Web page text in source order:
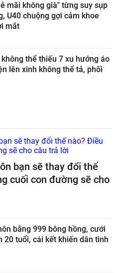
mãi không già" từng suy sụp
U40 chuộng gợi cảm khoe
mắt
thể thiếu 7 xu hướng áo
lên xinh không thể tả, phối
bạn sẽ thay đổi thế
cuối con đường sẽ cho
bằng 999 bông hồng, cưới
20 tuổi, cái kết khiến dân tình